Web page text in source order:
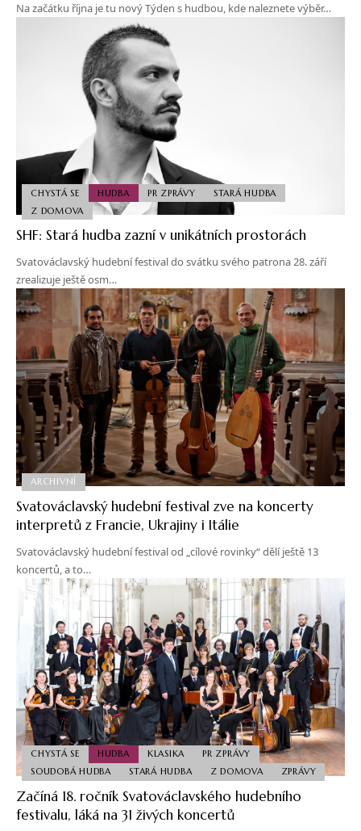
Na začátku října je tu nový Týden s hudbou, kde naleznete výběr…
CHYSTÁ SE HUDBA PR ZPRÁVY
STARÁ HUDBA
Z DOMOVA
SHF: Stará hudba zazní v unikátních prostorách
Svatováclavský hudební festival do svátku svého patrona 28. září
zrealizuje ještě osm…
ARCHIVNÍ
Svatováclavský hudební festival zve na koncerty
interpretů z Francie, Ukrajiny i Itálie
Svatováclavský hudební festival od „cílové rovinky“ dělí ještě 13
koncertů, a to…
CHYSTÁ SE HUDBA KLASIKA
PR ZPRÁVY
SOUDOBÁ HUDBA
STARÁ HUDBA Z DOMOVA ZPRÁVY
Začíná 18. ročník Svatováclavského hudebního
festivalu, láká na 31 živých koncertů